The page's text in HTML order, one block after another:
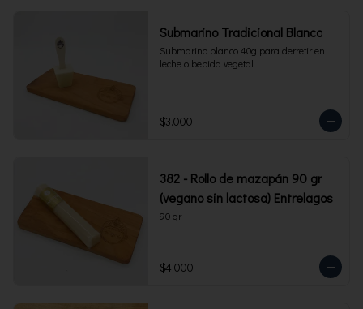
Submarino Tradicional Blanco
Submarino blanco 40g para derretir en
leche o bebida vegetal
$3.000
382 - Rollo de mazapán 90 gr
(vegano sin lactosa) Entrelagos
90 gr
$4.000